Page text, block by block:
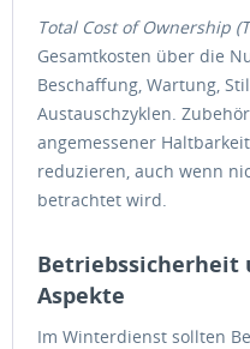
Total Cost of Ownership
Gesamtkosten über die
Beschaffung, Wartung,
Austauschzyklen.
angemessener
reduzieren, auch wenn
betrachtet wird.
Betriebssicherheit
Aspekte
Im Winterdienst sollten